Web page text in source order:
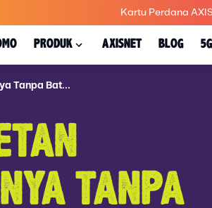
Kartu Perdana
PRODUK AXISNET BLOG 5G
Tanpa Bat...
TANPA